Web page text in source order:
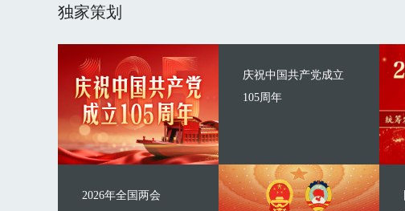
独家策划
庆祝中国共产党成立
105周年
2026年全国两会